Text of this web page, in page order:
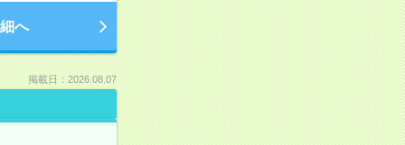
へ
掲載日：2026.08.07